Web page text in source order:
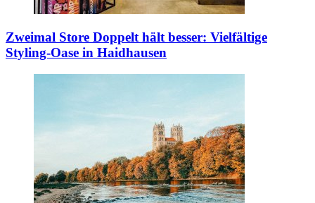
Zweimal Store Doppelt hält besser: Vielfältige
Styling-Oase in Haidhausen